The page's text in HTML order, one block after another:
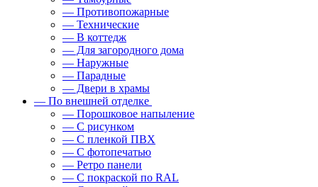
— Противопожарные
— Технические
— В коттедж
— Для загородного дома
— Наружные
— Парадные
— Двери в храмы
— По внешней отделке
— Порошковое напыление
— С рисунком
— С пленкой ПВХ
— С фотопечатью
— Ретро панели
— С покраской по RAL